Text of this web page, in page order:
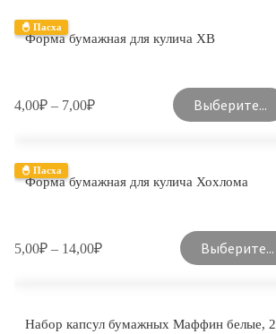
🐣 Пасха
Форма бумажная для кулича ХВ
4,00₽ – 7,00₽ Выберите...
🐣 Пасха
Форма бумажная для кулича Хохлома
5,00₽ – 14,00₽ Выберите...
Набор капсул бумажных Маффин белые,